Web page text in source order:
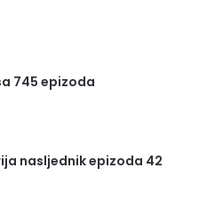
745 epizoda
nasljednik epizoda 42